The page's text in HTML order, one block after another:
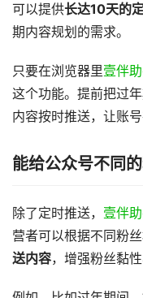
可以提供长达10天的
期内容规划的需求。
只要在浏览器里壹伴
这个功能。提前把过
内容按时推送，让账
能给公众号不同
除了定时推送， 壹伴
营者可以根据不同粉
送内容，增强粉丝黏性